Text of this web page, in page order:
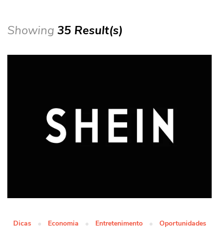
Showing 35 Result(s)
Dicas Economia Entretenimento Oportunidades